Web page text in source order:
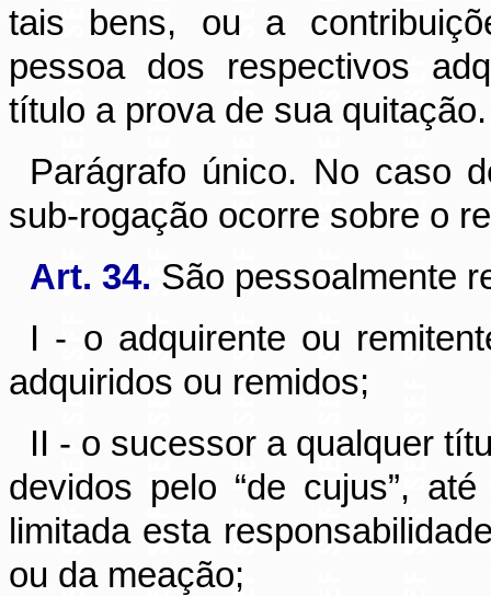
tais bens, ou a
pessoa dos respectivos
título a prova de sua quitação.
Parágrafo único. No caso
sub-rogação ocorre sobre o
Art. 34. São pessoalmente
I - o adquirente ou
adquiridos ou remidos;
II - o sucessor a qualquer
devidos pelo “de cujus”,
limitada esta
ou da meação;